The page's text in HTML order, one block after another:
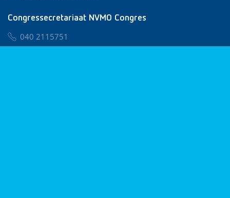
Congressecretariaat NVMO Congres
040 2115751